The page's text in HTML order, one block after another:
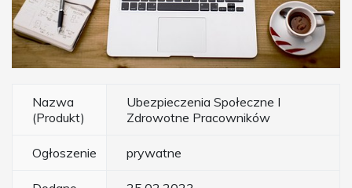
Nazwa
(Produkt)
Ubezpieczenia Społeczne I
Zdrowotne Pracowników
Ogłoszenie prywatne